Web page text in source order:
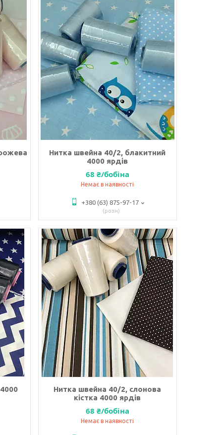
Нитка швейна 40/2, блакитний
4000 ярдів
68 ₴/бобіна
Немає в наявності
+380 (63) 875-97-17
розн
Нитка швейна 40/2, слонова
кістка 4000 ярдів
68 ₴/бобіна
Немає в наявності